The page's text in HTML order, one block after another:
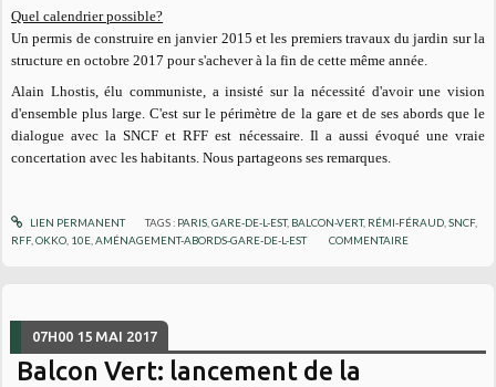
Quel calendrier possible?
Un permis de construire en janvier 2015 et les premiers travaux du jardin sur la
structure en octobre 2017 pour s'achever à la fin de cette même année.
Alain Lhostis, élu communiste, a insisté sur la nécessité d'avoir une vision
d'ensemble plus large. C'est sur le périmètre de la gare et de ses abords que le
dialogue avec la SNCF et RFF est nécessaire. Il a aussi évoqué une vraie
concertation avec les habitants. Nous partageons ses remarques.
LIEN PERMANENT TAGS : PARIS, GARE-DE-L-EST, BALCON-VERT, RÉMI-FÉRAUD, SNCF,
RFF,OKKO 10E ,AMÉNAGEMENT-ABORDS-GARE-DE-L-EST COMMENTAIRE
07H00 15 MAI 2017
Balcon Vert: lancement de la